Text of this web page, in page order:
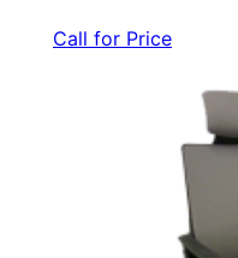
Call for Price